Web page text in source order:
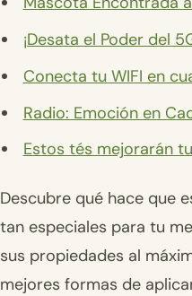
¡Desata el Poder del
Conecta tu WIFI en
Radio: Emoción en
Estos tés mejorarán
Descubre qué hace que
tan especiales para tu
sus propiedades al
mejores formas de